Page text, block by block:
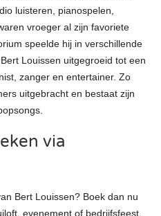
luisteren, pianospelen,
vroeger al zijn favoriete
speelde hij in verschillende
Louissen uitgegroeid tot een
zanger en entertainer. Zo
uitgebracht en bestaat zijn
via
Bert Louissen? Boek dan nu
evenement of bedrijfsfeest.